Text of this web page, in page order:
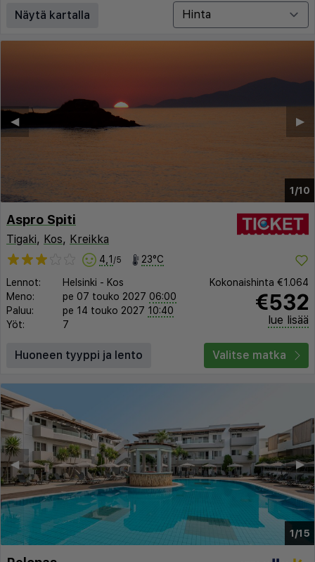
Näytä kartalla
1/10
▶︎
◀︎
Aspro Spiti
Tigaki, Kos, Kreikka
4,1 /5 23°C
Lennot: Helsinki - Kos
Meno:
pe 07 touko 2027 06:00
Paluu:
pe 14 touko 2027 10:40
Yöt:
7
Kokonaishinta €1.064
€532
lue lisää
Huoneen tyyppi ja lento Valitse matka
1/15
▶︎
◀︎